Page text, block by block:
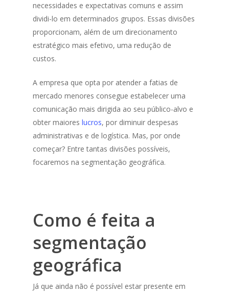
necessidades e expectativas comuns e assim
dividi-lo em determinados grupos. Essas divisões
proporcionam, além de um direcionamento
estratégico mais efetivo, uma redução de
custos.
A empresa que opta por atender a fatias de
mercado menores consegue estabelecer uma
comunicação mais dirigida ao seu público-alvo e
obter maiores lucros, por diminuir despesas
administrativas e de logística. Mas, por onde
começar? Entre tantas divisões possíveis,
focaremos na segmentação geográfica.
Como é feita a
segmentação
geográfica
Já que ainda não é possível estar presente em